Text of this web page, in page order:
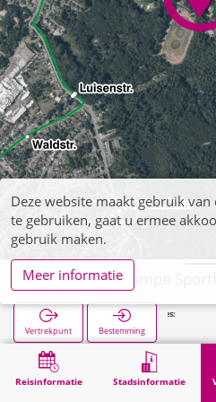
Reisinformatie Stadsinformatie
Eschweiler, Pumpe
Vertrekpunt Bestemming
Vrije tijd & toerisme Eschweiler,
Deze website maakt gebruik
te gebruiken, gaat u ermee
gebruik maken.
Meer informatie